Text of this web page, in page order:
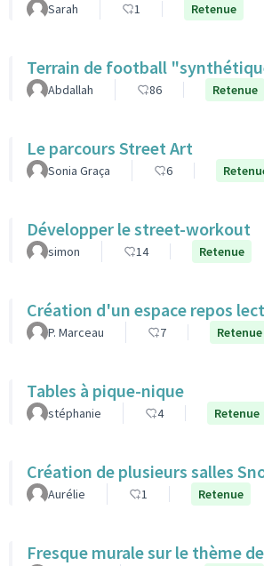
Sarah 1 Retenue
Terrain de football
Abdallah 86 Retenue
Le parcours Street Art
Sonia Graça 6
Développer le street-workout
simon 14 Retenue
Création d'un espace repos
P. Marceau 7 Retenue
Tables à pique-nique
stéphanie 4 Retenue
Création de plusieurs salles
Aurélie 1 Retenue
Fresque murale sur le thème